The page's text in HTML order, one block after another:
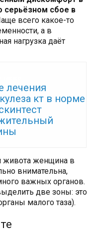
серьёзном сбое в
всего какое-то
а в
нагрузка даёт
лечения
кт в норме
живота женщина в
внимательна,
важных органов.
две зоны: это
малого таза).